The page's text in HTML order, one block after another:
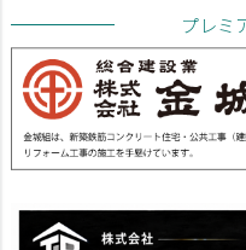
プレミ